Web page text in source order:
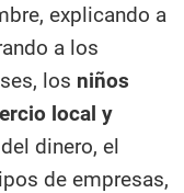
explicando a
a los
los niños
local y
dinero, el
de empresas,